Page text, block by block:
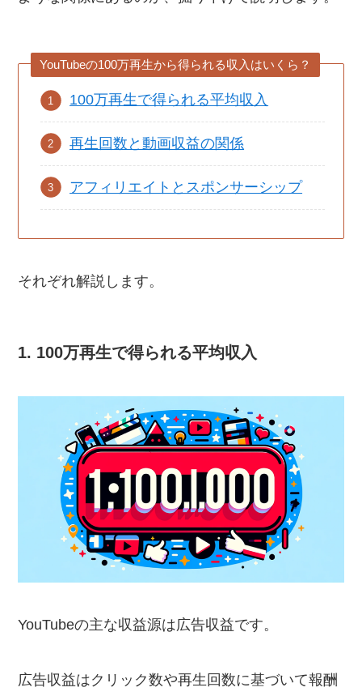
YouTubeの100万再生から得られる収入はいくら？
100万再生で得られる平均収入
再生回数と動画収益の関係
アフィリエイトとスポンサーシップ
それぞれ解説します。
1. 100万再生で得られる平均収入
YouTubeの主な収益源は広告収益です。
広告収益はクリック数や再生回数に基づいて報酬